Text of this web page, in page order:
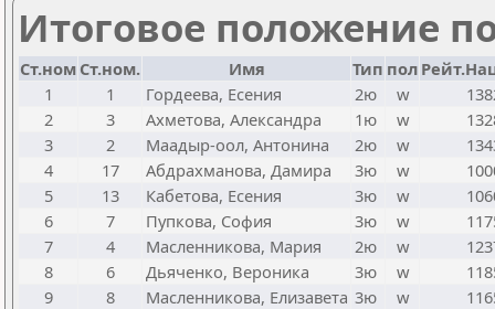
Итоговое положение
Ст.ном Ст.ном. Имя Тип пол
1
1 Гордеева, Есения 2ю w
2
3 Ахметова, Александра 1ю w
3
2 Маадыр-оол, Антонина 2ю w
4
17 Абдрахманова, Дамира 3ю w
5
13 Кабетова, Есения 3ю w
6
7 Пупкова, София 3ю w
7
4 Масленникова, Мария 2ю w
8
6 Дьяченко, Вероника 3ю w
9
8 Масленникова, Елизавета 3ю w